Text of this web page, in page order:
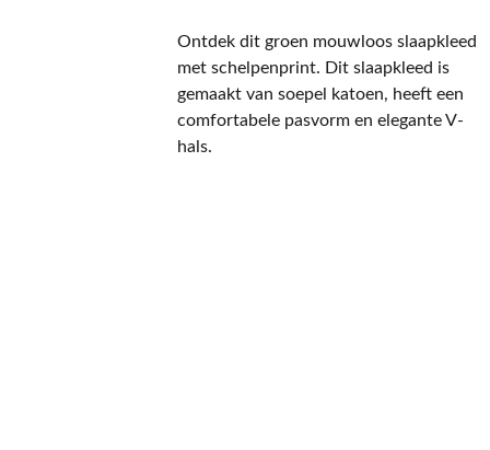
Ontdek dit groen mouwloos slaapkleed
met schelpenprint. Dit slaapkleed is
gemaakt van soepel katoen, heeft een
comfortabele pasvorm en elegante V-
hals.